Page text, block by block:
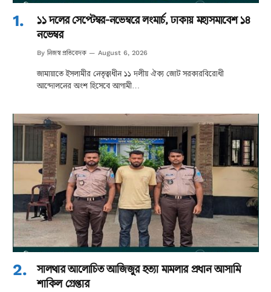
১১ দলের সেপ্টেম্বর-নভেম্বরে লংমার্চ, ঢাকায় মহাসমাবেশ ১৪
নভেম্বর
By নিজস্ব প্রতিবেদক August 6, 2026
জামায়াতে ইসলামীর নেতৃত্বাধীন ১১ দলীয় ঐক্য জোট সরকারবিরোধী
আন্দোলনের অংশ হিসেবে আগামী…
সালথার আলোচিত আজিজুর হত্যা মামলার প্রধান আসামি
শাকিল গ্রেপ্তার